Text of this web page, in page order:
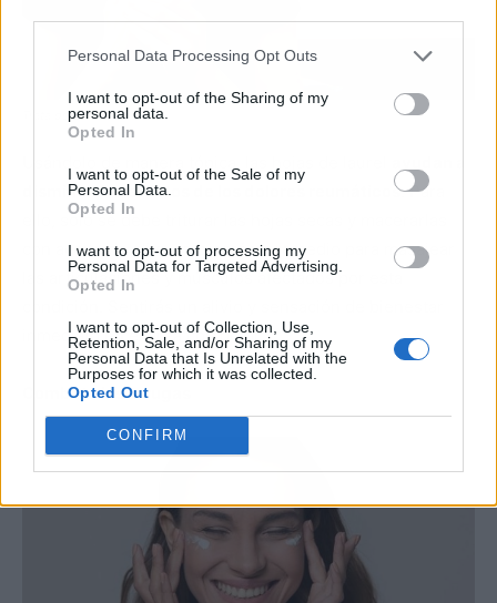
Personal Data Processing Opt Outs
I want to opt-out of the Sharing of my
personal data.
Opted In
I want to opt-out of the Sale of my
Personal Data.
Opted In
I want to opt-out of processing my
Personal Data for Targeted Advertising.
Opted In
I want to opt-out of Collection, Use,
Retention, Sale, and/or Sharing of my
Personal Data that Is Unrelated with the
Purposes for which it was collected.
Opted Out
CONFIRM
Trata dolores reumáticos
disminuir los efectos de los dolores reumáticos. Para
ello, solo se debe triturar las hojas secas y macerarlas
con aceite de oliva se creará un remedio para masajear
las articulaciones y músculos afectados por esta
inmediato en el área con dolor.
Combate las arrugas